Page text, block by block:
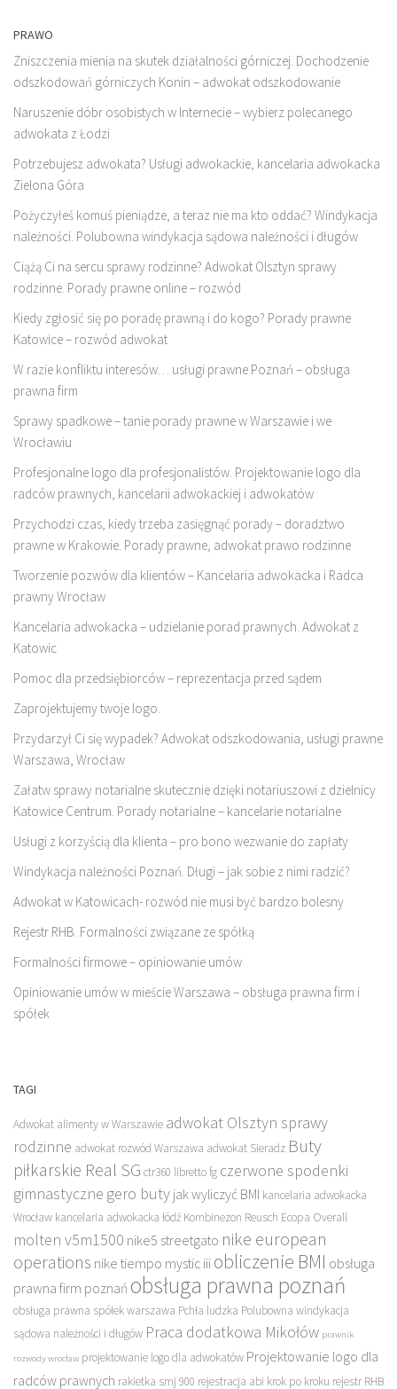
PRAWO
Zniszczenia mienia na skutek działalności górniczej. Dochodzenie
odszkodowań górniczych Konin – adwokat odszkodowanie
Naruszenie dóbr osobistych w Internecie – wybierz polecanego
adwokata z Łodzi
Potrzebujesz adwokata? Usługi adwokackie, kancelaria adwokacka
Zielona Góra
Pożyczyłeś komuś pieniądze, a teraz nie ma kto oddać? Windykacja
należności. Polubowna windykacja sądowa należności i długów
Ciążą Ci na sercu sprawy rodzinne? Adwokat Olsztyn sprawy
rodzinne. Porady prawne online – rozwód
Kiedy zgłosić się po poradę prawną i do kogo? Porady prawne
Katowice – rozwód adwokat
W razie konfliktu interesów… usługi prawne Poznań – obsługa
prawna firm
Sprawy spadkowe – tanie porady prawne w Warszawie i we
Wrocławiu
Profesjonalne logo dla profesjonalistów. Projektowanie logo dla
radców prawnych, kancelarii adwokackiej i adwokatów
Przychodzi czas, kiedy trzeba zasięgnąć porady – doradztwo
prawne w Krakowie. Porady prawne, adwokat prawo rodzinne
Tworzenie pozwów dla klientów – Kancelaria adwokacka i Radca
prawny Wrocław
Kancelaria adwokacka – udzielanie porad prawnych. Adwokat z
Katowic
Pomoc dla przedsiębiorców – reprezentacja przed sądem
Zaprojektujemy twoje logo.
Przydarzył Ci się wypadek? Adwokat odszkodowania, usługi prawne
Warszawa, Wrocław
Załatw sprawy notarialne skutecznie dzięki notariuszowi z dzielnicy
Katowice Centrum. Porady notarialne – kancelarie notarialne
Usługi z korzyścią dla klienta – pro bono wezwanie do zapłaty
Windykacja należności Poznań. Długi – jak sobie z nimi radzić?
Adwokat w Katowicach- rozwód nie musi być bardzo bolesny
Rejestr RHB. Formalności związane ze spółką
Formalności firmowe – opiniowanie umów
Opiniowanie umów w mieście Warszawa – obsługa prawna firm i
spółek
TAGI
Adwokat alimenty w Warszawie adwokat Olsztyn sprawy
rodzinne adwokat rozwód Warszawa adwokat Sieradz Buty
piłkarskie Real SG ctr360 libretto fg czerwone spodenki
gimnastyczne gero buty jak wyliczyć BMI kancelaria adwokacka
Wrocław kancelaria adwokacka łódź Kombinezon Reusch Ecopa Overall
molten v5m1500 nike5 streetgato nike european
operations nike tiempo mystic iii obliczenie BMI obsługa
prawna firm poznań obsługa prawna poznań
obsługa prawna spółek warszawa Pchła ludzka Polubowna windykacja
sądowa należności i długów Praca dodatkowa Mikołów prawnik
rozwody wrocław projektowanie logo dla adwokatów Projektowanie logo dla
radców prawnych rakietka smj 900 rejestracja abi krok po kroku rejestr RHB